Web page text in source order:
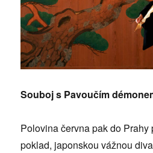
Souboj s Pavoučím
Polovina června pak do
poklad, japonskou vážnou